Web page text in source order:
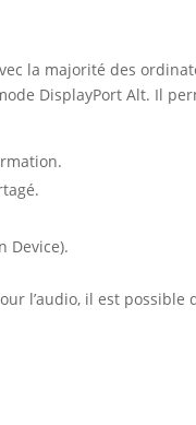
la majorité des
DisplayPort Alt. Il
Device).
l’audio, il est